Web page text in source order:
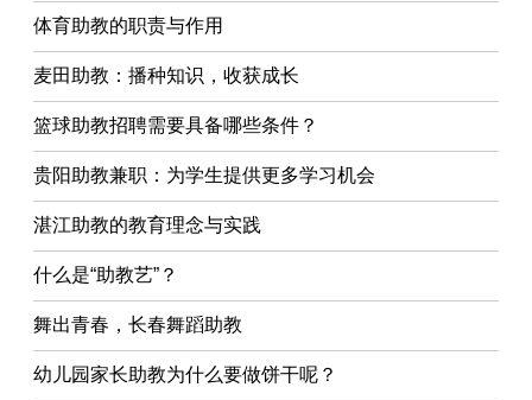
体育助教的职责与作用
麦田助教：播种知识，收获成长
篮球助教招聘需要具备哪些条件？
贵阳助教兼职：为学生提供更多学习机会
湛江助教的教育理念与实践
什么是“助教艺”？
舞出青春，长春舞蹈助教
幼儿园家长助教为什么要做饼干呢？